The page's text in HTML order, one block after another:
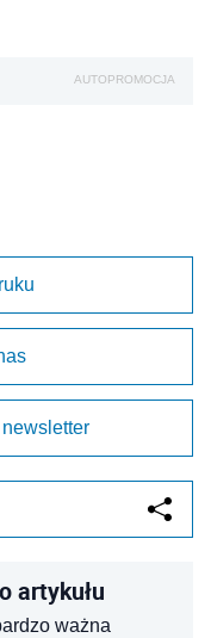
AUTOPROMOCJA
artykułu
ważna